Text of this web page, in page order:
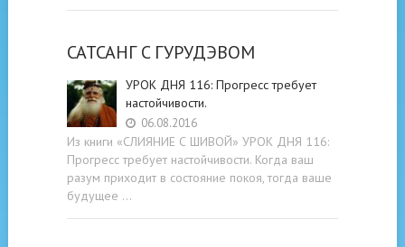
САТСАНГ C ГУРУДЭВОМ
УРОК ДНЯ 116: Прогресс требует
настойчивости.
06.08.2016
Из книги «СЛИЯНИЕ С ШИВОЙ» УРОК ДНЯ 116:
Прогресс требует настойчивости. Когда ваш
разум приходит в состояние покоя, тогда ваше
будущее …